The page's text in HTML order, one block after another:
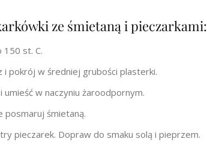
ze śmietaną i pieczarkami:
150 st. C.
i pokrój w średniej grubości plasterki.
umieść w naczyniu żaroodpornym.
posmaruj śmietaną.
pieczarek. Dopraw do smaku solą i pieprzem.